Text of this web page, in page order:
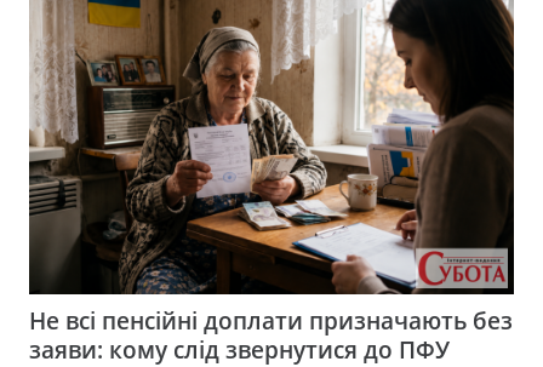
Не всі пенсійні доплати призначають без
заяви: кому слід звернутися до ПФУ